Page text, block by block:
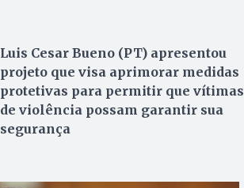
Luis Cesar Bueno (PT) apresentou
projeto que visa aprimorar medidas
protetivas para permitir que vítimas
de violência possam garantir sua
segurança